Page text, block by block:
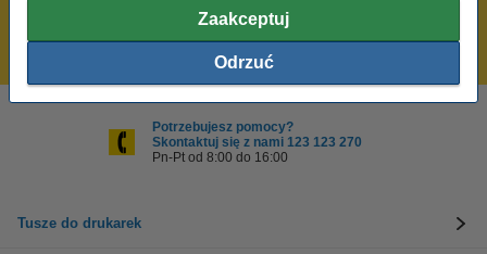
Zaakceptuj
Odrzuć
Potrzebujesz pomocy?
Skontaktuj się z nami 123 123 270
Pn-Pt od 8:00 do 16:00
Tusze do drukarek